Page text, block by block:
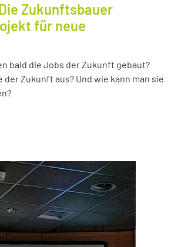
Zukunftsbauer
für neue
bald die Jobs der Zukunft gebaut?
Zukunft aus? Und wie kann man sie